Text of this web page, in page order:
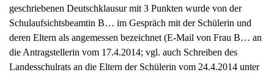
geschriebenen Deutschklausur mit 3 Punkten wurde von der
Schulaufsichtsbeamtin B… im Gespräch mit der Schülerin und
deren Eltern als angemessen bezeichnet (E-Mail von Frau B… an
die Antragstellerin vom 17.4.2014; vgl. auch Schreiben des
Landesschulrats an die Eltern der Schülerin vom 24.4.2014 unter